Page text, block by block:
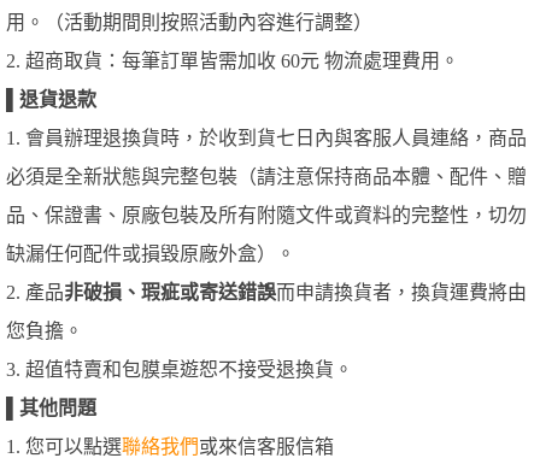
用。（活動期間則按照活動內容進行調整）
2. 超商取貨：每筆訂單皆需加收 60元 物流處理費用。
退貨退款
1. 會員辦理退換貨時，於收到貨七日內與客服人員連絡，商品
必須是全新狀態與完整包裝（請注意保持商品本體、配件、贈
品、保證書、原廠包裝及所有附隨文件或資料的完整性，切勿
缺漏任何配件或損毀原廠外盒）。
2. 產品非破損、瑕疵或寄送錯誤而申請換貨者，換貨運費將由
您負擔。
3. 超值特賣和包膜桌遊恕不接受退換貨。
其他問題
1. 您可以點選聯絡我們或來信客服信箱